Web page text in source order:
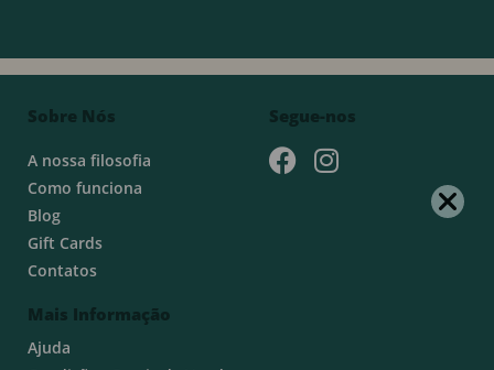
Sobre Nós
A nossa filosofia
Como funciona
Blog
Gift Cards
Contatos
Mais Informação
Ajuda
Segue-nos